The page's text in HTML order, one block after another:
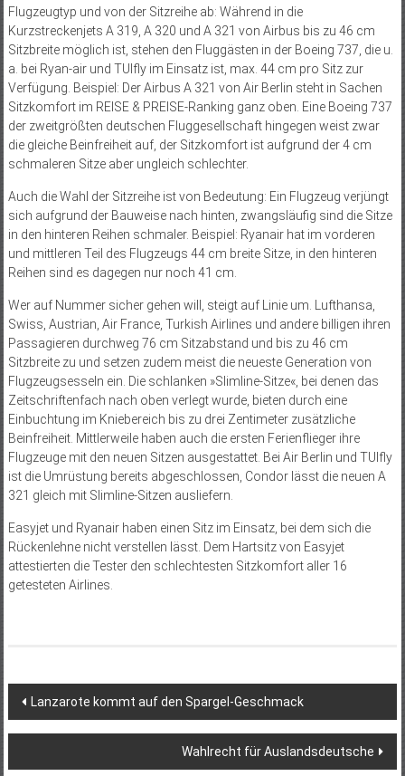
Flugzeugtyp und von der Sitzreihe ab: Während in die
Kurzstreckenjets A 319, A 320 und A 321 von Airbus bis zu 46 cm
Sitzbreite möglich ist, stehen den Fluggästen in der Boeing 737, die u.
a. bei Ryan-air und TUIfly im Einsatz ist, max. 44 cm pro Sitz zur
Verfügung. Beispiel: Der Airbus A 321 von Air Berlin steht in Sachen
Sitzkomfort im REISE & PREISE-Ranking ganz oben. Eine Boeing 737
der zweitgrößten deutschen Fluggesellschaft hingegen weist zwar
die gleiche Beinfreiheit auf, der Sitzkomfort ist aufgrund der 4 cm
schmaleren Sitze aber ungleich schlechter.
Auch die Wahl der Sitzreihe ist von Bedeutung: Ein Flugzeug verjüngt
sich aufgrund der Bauweise nach hinten, zwangsläufig sind die Sitze
in den hinteren Reihen schmaler. Beispiel: Ryanair hat im vorderen
und mittleren Teil des Flugzeugs 44 cm breite Sitze, in den hinteren
Reihen sind es dagegen nur noch 41 cm.
Wer auf Nummer sicher gehen will, steigt auf Linie um. Lufthansa,
Swiss, Austrian, Air France, Turkish Airlines und andere billigen ihren
Passagieren durchweg 76 cm Sitzabstand und bis zu 46 cm
Sitzbreite zu und setzen zudem meist die neueste Generation von
Flugzeugsesseln ein. Die schlanken »Slimline-Sitze«, bei denen das
Zeitschriftenfach nach oben verlegt wurde, bieten durch eine
Einbuchtung im Kniebereich bis zu drei Zentimeter zusätzliche
Beinfreiheit. Mittlerweile haben auch die ersten Ferienflieger ihre
Flugzeuge mit den neuen Sitzen ausgestattet. Bei Air Berlin und TUIfly
ist die Umrüstung bereits abgeschlossen, Condor lässt die neuen A
321 gleich mit Slimline-Sitzen ausliefern.
Easyjet und Ryanair haben einen Sitz im Einsatz, bei dem sich die
Rückenlehne nicht verstellen lässt. Dem Hartsitz von Easyjet
attestierten die Tester den schlechtesten Sitzkomfort aller 16
getesteten Airlines.
Beitragsnavigation
Lanzarote kommt auf den Spargel-Geschmack
Wahlrecht für Auslandsdeutsche